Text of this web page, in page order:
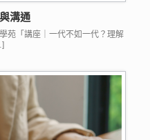
溝通
苑「講座｜一代不如一代？理解